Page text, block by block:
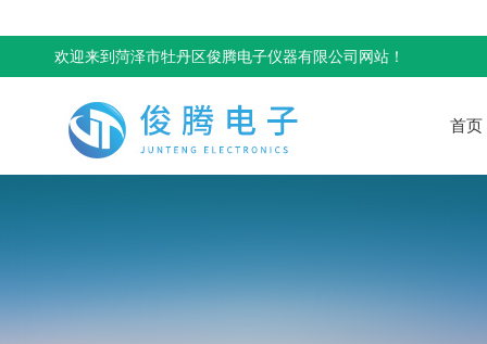
欢迎来到菏泽市牡丹区俊腾电子仪器有限公司网站！
首页